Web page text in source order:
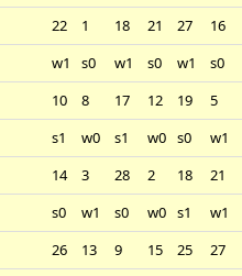
22 1 18 21 27
16
w1 s0 w1 s0 w1
s0
10 8 17 12 19
5
s1 w0 s1 w0 s0
w1
14 3 28 2 18
21
s0 w1 s0 w0 s1
w1
26 13 9 15 25
27